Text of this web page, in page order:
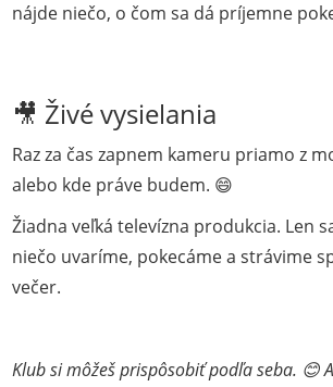
nájde niečo, o čom sa dá príjemne
🎥 Živé vysielania
Raz za čas zapnem kameru priamo z
alebo kde práve budem. 😄
Žiadna veľká televízna produkcia. Len
niečo uvaríme, pokecáme a strávime
večer.
Klub si môžeš prispôsobiť podľa seba. 😊